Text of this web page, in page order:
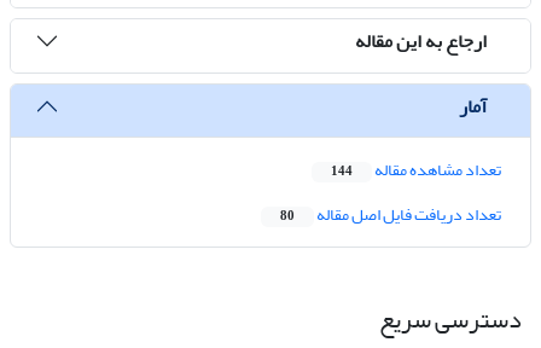
ارجاع به این مقاله
آمار
تعداد مشاهده مقاله 144
تعداد دریافت فایل اصل مقاله 80
دسترسی سریع